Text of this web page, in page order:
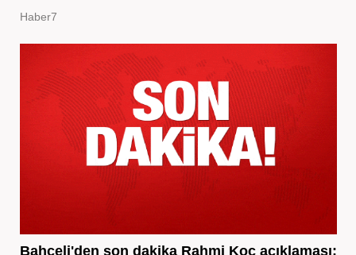
Haber7
Bahçeli'den son dakika Rahmi Koç açıklaması: